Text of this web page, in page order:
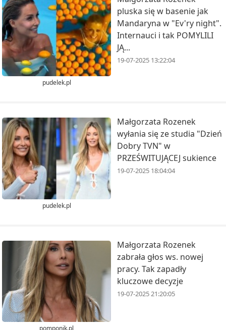
pudelek.pl
pluska się w basenie jak
Mandaryna w "Ev'ry night".
Internauci i tak POMYLILI
JĄ...
19-07-2025 13:22:04
pudelek.pl
Małgorzata Rozenek
wyłania się ze studia "Dzień
Dobry TVN" w
PRZEŚWITUJĄCEJ sukience
19-07-2025 18:04:04
Małgorzata Rozenek
zabrała głos ws. nowej
pracy. Tak zapadły
kluczowe decyzje
19-07-2025 21:20:05